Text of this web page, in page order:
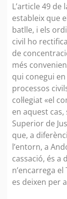
L’article 49 de
estableix que
batlle, i els
civil ho
de
més
qui conegui
processos
col·legiat «el
en aquest cas,
Superior de
que, a
l’entorn, a
cassació, és a
n’encarrega
es deixen per